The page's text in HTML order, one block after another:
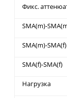
Фикс.
SMA(m)-
SMA(m)-SMA(f)
SMA(f)-SMA(f)
Нагрузка